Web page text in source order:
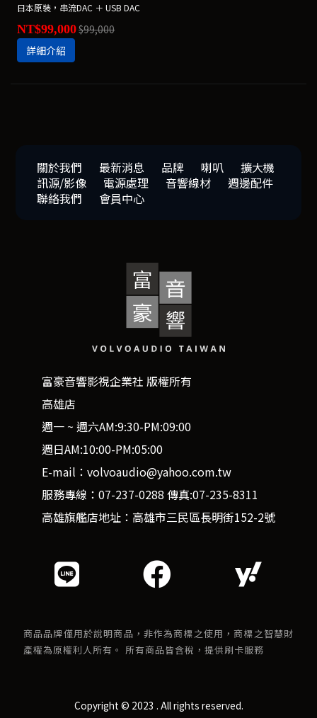
日本原裝，串流DAC ＋ USB DAC
NT$99,000$99,000
詳細介紹
關於我們 最新消息 品牌 喇叭
擴大機
訊源/影像
電源處理 音響線材
週邊配件
聯絡我們
會員中心
富豪音響影視企業社 版權所有
高雄店
週一 ~ 週六AM:9:30-PM:09:00
週日AM:10:00-PM:05:00
E-mail：volvoaudio@yahoo.com.tw
服務專線：07-237-0288 傳真:07-235-8311
高雄旗艦店地址：高雄市三民區長明街152-2號
商品品牌僅用於說明商品，非作為商標之使用，商標之智慧財
產權為原權利人所有。 所有商品皆含稅，提供刷卡服務
Copyright © 2023 . All rights reserved.